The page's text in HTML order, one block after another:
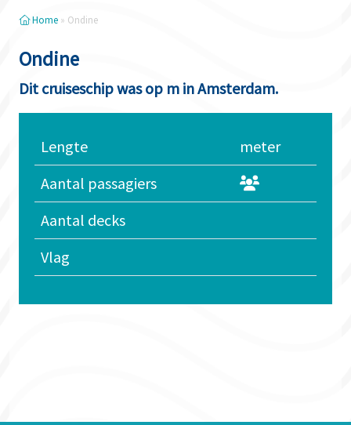
Home » Ondine
Ondine
Dit cruiseschip was op m in Amsterdam.
Lengte
meter
Aantal passagiers
Aantal decks
Vlag